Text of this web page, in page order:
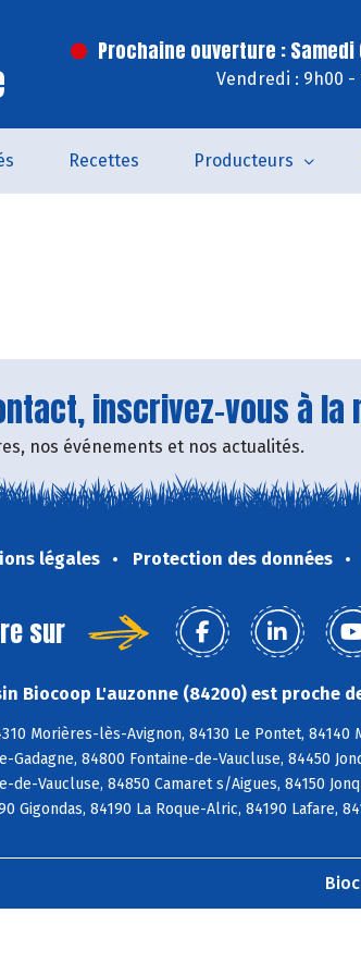
Prochaine ouverture : Samedi
Vendredi : 9h00 -
Recettes Producteurs
inscrivez-vous à
nos événements et nos actualités.
légales Protection des données
sur
Biocoop L'auzonne (84200) est proche
Morières-lès-Avignon, 84130 Le Pontet,
Gadagne, 84800 Fontaine-de-Vaucluse, 84450
de-Vaucluse, 84850 Camaret s/Aigues, 84150
Gigondas, 84190 La Roque-Alric, 84190 Lafare,